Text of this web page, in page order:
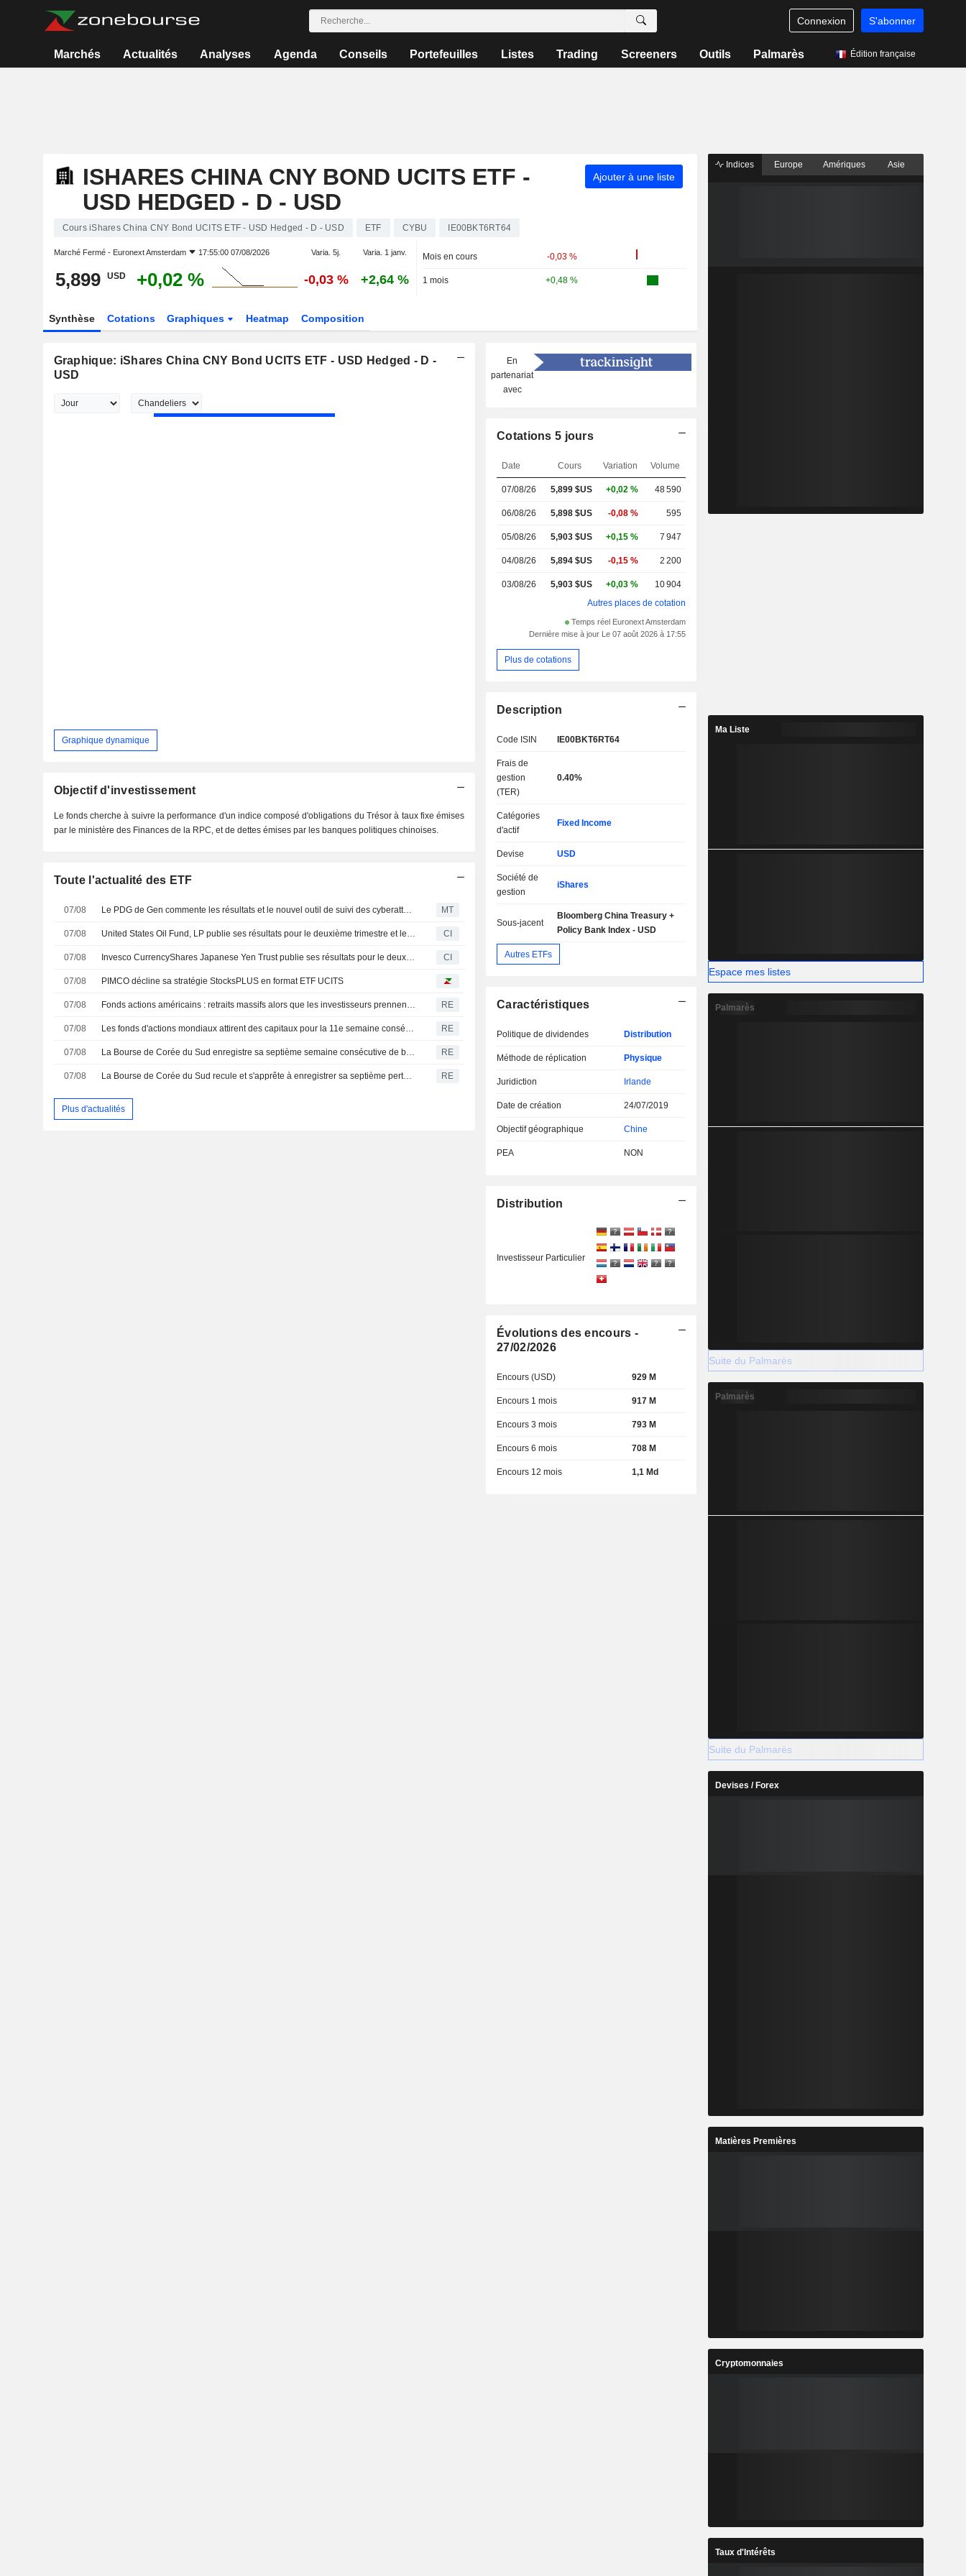
Connexion S'abonner
Marchés Actualités Analyses Agenda Conseils Portefeuilles Listes Trading Screeners Outils Palmarès Édition française
ISHARES CHINA CNY BOND UCITS ETF -
USD HEDGED - D - USD
Ajouter à une liste
Cours iShares China CNY Bond UCITS ETF - USD Hedged - D - USD ETF CYBU IE00BKT6RT64
Marché Fermé - Euronext Amsterdam 17:55:00 07/08/2026 Varia. 5j. Varia. 1 janv.
5,899 USD +0,02 % -0,03 % +2,64 %
Mois en cours -0,03 %
1 mois +0,48 %
Synthèse Cotations Graphiques Heatmap Composition
Graphique: iShares China CNY Bond UCITS ETF - USD Hedged - D -
USD
Graphique dynamique
Objectif d'investissement
Le fonds cherche à suivre la performance d'un indice composé d'obligations du Trésor à taux fixe émises
par le ministère des Finances de la RPC, et de dettes émises par les banques politiques chinoises.
Toute l'actualité des ETF
07/08 Le PDG de Gen commente les résultats et le nouvel outil de suivi des cyberattaques MT
07/08 United States Oil Fund, LP publie ses résultats pour le deuxième trimestre et le premier semestre clos le 30 juin 2026 CI
07/08 Invesco CurrencyShares Japanese Yen Trust publie ses résultats pour le deuxième trimestre et le premier semestre clos le 30 juin 2026 CI
07/08 PIMCO décline sa stratégie StocksPLUS en format ETF UCITS
07/08 Fonds actions américains : retraits massifs alors que les investisseurs prennent leurs bénéfices avant les chiffres de l'emploi RE
07/08 Les fonds d'actions mondiaux attirent des capitaux pour la 11e semaine consécutive, portés par des résultats d'entreprises encourageants RE
07/08 La Bourse de Corée du Sud enregistre sa septième semaine consécutive de baisse, plombée par les doutes sur l'IA et les puces RE
07/08 La Bourse de Corée du Sud recule et s'apprête à enregistrer sa septième perte hebdomadaire consécutive RE
Plus d'actualités
En
partenariat
avec
Cotations 5 jours
Date Cours Variation Volume
07/08/26 5,899 $US +0,02 % 48 590
06/08/26 5,898 $US -0,08 % 595
05/08/26 5,903 $US +0,15 % 7 947
04/08/26 5,894 $US -0,15 % 2 200
03/08/26 5,903 $US +0,03 %
10 904
Autres places de cotation
Temps réel Euronext Amsterdam
Dernière mise à jour Le 07 août 2026 à 17:55
Plus de cotations
Description
Code ISIN IE00BKT6RT64
Frais de
gestion
(TER)
0.40%
Catégories
d'actif
Fixed Income
Devise USD
Société de
gestion
iShares
Sous-jacent
Bloomberg China Treasury +
Policy Bank Index - USD
Autres ETFs
Caractéristiques
Politique de dividendes Distribution
Méthode de réplication Physique
Juridiction Irlande
Date de création 24/07/2019
Objectif géographique Chine
PEA NON
Distribution
Investisseur Particulier
Évolutions des encours -
27/02/2026
Encours (USD) 929 M
Encours 1 mois 917 M
Encours 3 mois 793 M
Encours 6 mois 708 M
Encours 12 mois 1,1 Md
Indices Europe Amériques Asie
Ma Liste
Espace mes listes
Palmarès
Suite du Palmarès
Palmarès
Suite du Palmarès
Devises / Forex
Matières Premières
Cryptomonnaies
Taux d'Intérêts